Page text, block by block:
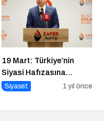
19 Mart: Türkiye’nin
Siyasi Hafızasına
Kazınan Sivil Darbe
Siyaset 1 yıl önce